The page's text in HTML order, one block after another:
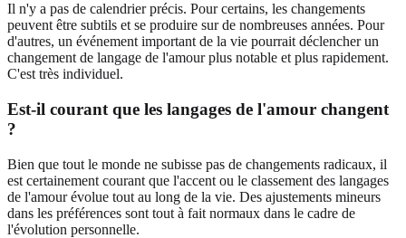
Il n'y a pas de calendrier précis. Pour certains, les changements
peuvent être subtils et se produire sur de nombreuses années. Pour
d'autres, un événement important de la vie pourrait déclencher un
changement de langage de l'amour plus notable et plus rapidement.
C'est très individuel.
Est-il courant que les langages de l'amour changent
?
Bien que tout le monde ne subisse pas de changements radicaux, il
est certainement courant que l'accent ou le classement des langages
de l'amour évolue tout au long de la vie. Des ajustements mineurs
dans les préférences sont tout à fait normaux dans le cadre de
l'évolution personnelle.